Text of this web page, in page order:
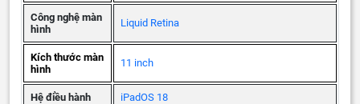
Công nghệ màn
hình
Liquid Retina
Kích thước màn
hình
11 inch
Hệ điều hành iPadOS 18